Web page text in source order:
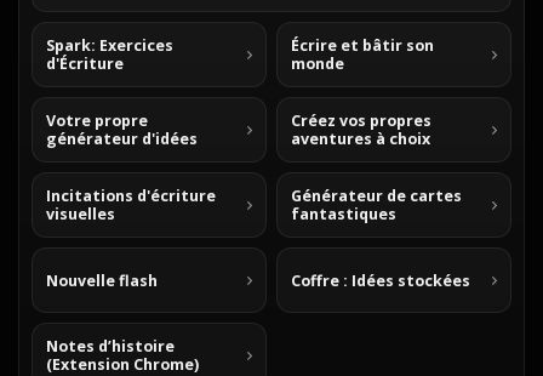
Spark: Exercices
d'Écriture
Écrire et bâtir son
monde
Votre propre
générateur d'idées
Créez vos propres
aventures à choix
Incitations d'écriture
visuelles
Générateur de cartes
fantastiques
Nouvelle flash Coffre : Idées stockées
Notes d’histoire
(Extension Chrome)